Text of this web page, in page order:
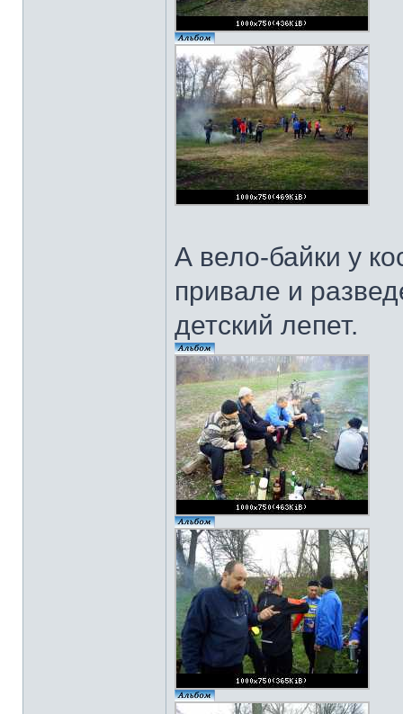
А вело-байки у
привале и
детский лепет.